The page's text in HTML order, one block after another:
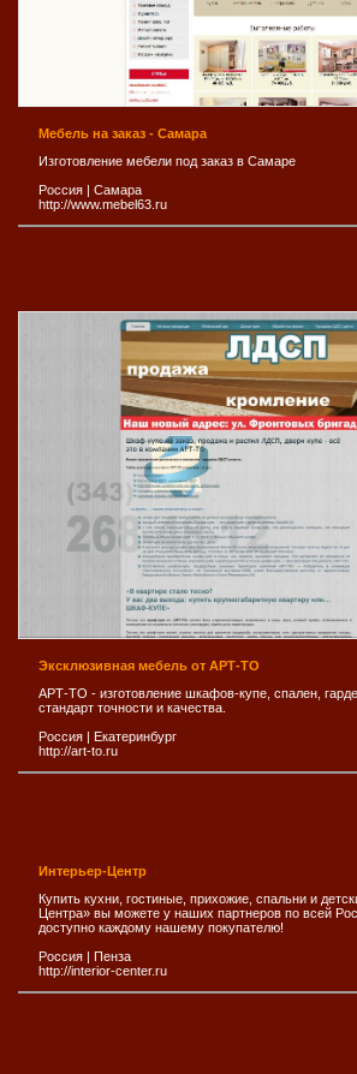
Мебель на заказ - Самара
Изготовление мебели под заказ в Самаре
Россия | Самара
http://www.mebel63.ru
Эксклюзивная мебель от АРТ-ТО
АРТ-ТО - изготовление шкафов-купе, спален,
стандарт точности и качества.
Россия
Екатеринбург
http://art-to.ru
Интерьер-Центр
Купить кухни, гостиные, прихожие, спальни и
Центра» вы можете у наших партнеров по всей
доступно каждому нашему покупателю!
Россия
Пенза
http://interior-center.ru